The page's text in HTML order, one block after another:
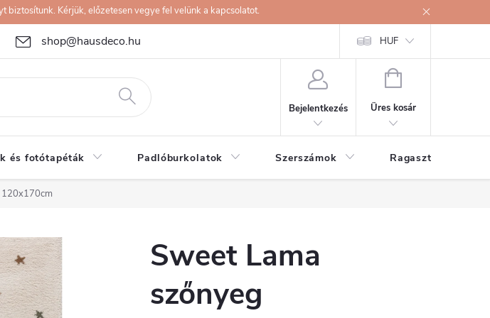
Kérjük, előzetesen vegye fel velünk a kapcsolatot.
shop@hausdeco.hu HUF
Bejelentkezés
KOSÁR
Üres kosár
és fotótapéták Padlóburkolatok Szerszámok Ragasztók
120x170cm
Sweet Lama
szőnyeg